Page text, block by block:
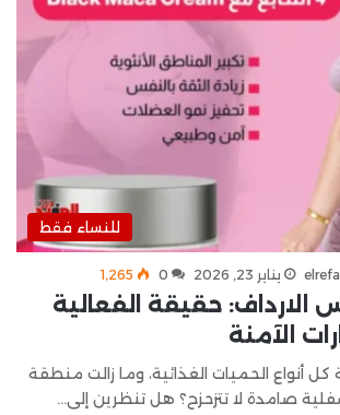
للنساء فقط
يناير 23, 2026 0 1٬265
الارداف: حقيقة الفعالية
الآمنة
أنواع الحميات الغذائية، وما زالت منطقة
صامدة لا تتزحزح؟ هل تنظرين إلى…